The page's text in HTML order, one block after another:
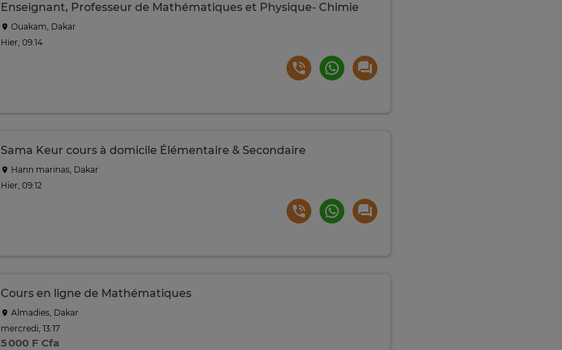
Enseignant, Professeur de Mathématiques et Physique- Chimie
Ouakam, Dakar
Hier, 09:14
Sama Keur cours à domicile Élémentaire & Secondaire
Hann marinas, Dakar
Hier, 09:12
Cours en ligne de Mathématiques
Almadies, Dakar
mercredi, 13:17
5 000 F Cfa